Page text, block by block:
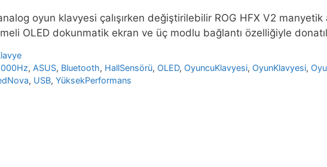
oyun klavyesi çalışırken değiştirilebilir ROG HFX V2
OLED dokunmatik ekran ve üç modlu bağlantı özelliğiyle
, ASUS, Bluetooth, HallSensörü, OLED, OyuncuKlavyesi, OyunKlavyesi,
, USB, YüksekPerformans